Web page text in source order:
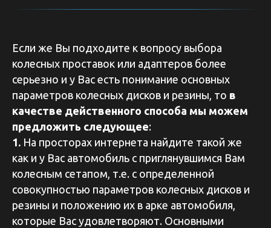
Если же Вы подходите к вопросу выбора
колесных проставок или адаптеров более
серьезно и у Вас есть понимание основных
параметров колесных дисков и резины, то в
качестве действенного способа мы можем
предложить следующее:
1. На просторах интернета найдите такой же
как и у Вас автомобиль с приглянувшимся Вам
колесным сетапом, т.е. с определенной
совокупностью параметров колесных дисков и
резины и положению их в арке автомобиля,
которые Вас удовлетворяют. Основными